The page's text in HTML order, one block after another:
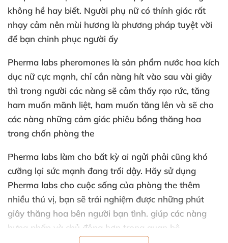
không hề hay biết. Người phụ nữ có thính giác rất
nhạy cảm nên mùi hương là phương pháp tuyệt vời
để bạn chinh phục người ấy
Pherma labs pheromones là sản phẩm nước hoa kích
dục nữ cực mạnh, chỉ cần nàng hít vào sau vài giây
thì trong người các nàng sẽ cảm thấy rạo rức, tăng
ham muốn mãnh liệt, ham muốn tăng lên và sẽ cho
các nàng những cảm giác phiêu bồng thăng hoa
trong chốn phòng the
Pherma labs làm cho bất kỳ ai ngửi phải cũng khó
cưỡng lại sức mạnh đang trổi dậy. Hãy sử dụng
Pherma labs cho cuộc sống của phòng the thêm
nhiều thú vị, bạn sẽ trải nghiệm được những phút
giây thăng hoa bên người bạn tình. giúp các nàng
hưng phấn và chủ động hơn trong quan hệ